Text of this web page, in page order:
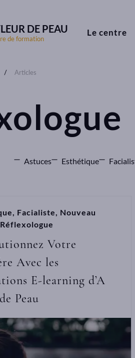
DE PEAU
de formation
Le centre
Articles
Astuces Esthétique
Facialiste
Nouveau
Réflexologue
Votre
Avec les
E-learning d’A
Peau